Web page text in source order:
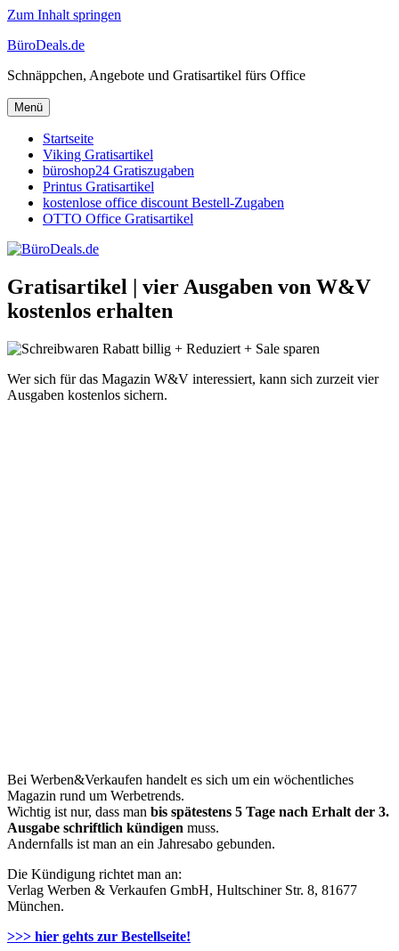
Zum Inhalt springen
BüroDeals.de
Schnäppchen, Angebote und Gratisartikel fürs Office
Menü
Startseite
Viking Gratisartikel
büroshop24 Gratiszugaben
Printus Gratisartikel
kostenlose office discount Bestell-Zugaben
OTTO Office Gratisartikel
Gratisartikel | vier Ausgaben von W&V
kostenlos erhalten
Wer sich für das Magazin W&V interessiert, kann sich zurzeit vier
Ausgaben kostenlos sichern.
Bei Werben&Verkaufen handelt es sich um ein wöchentliches
Magazin rund um Werbetrends.
Wichtig ist nur, dass man bis spätestens 5 Tage nach Erhalt der 3.
Ausgabe schriftlich kündigen muss.
Andernfalls ist man an ein Jahresabo gebunden.
Die Kündigung richtet man an:
Verlag Werben & Verkaufen GmbH, Hultschiner Str. 8, 81677
München.
>>> hier gehts zur Bestellseite!